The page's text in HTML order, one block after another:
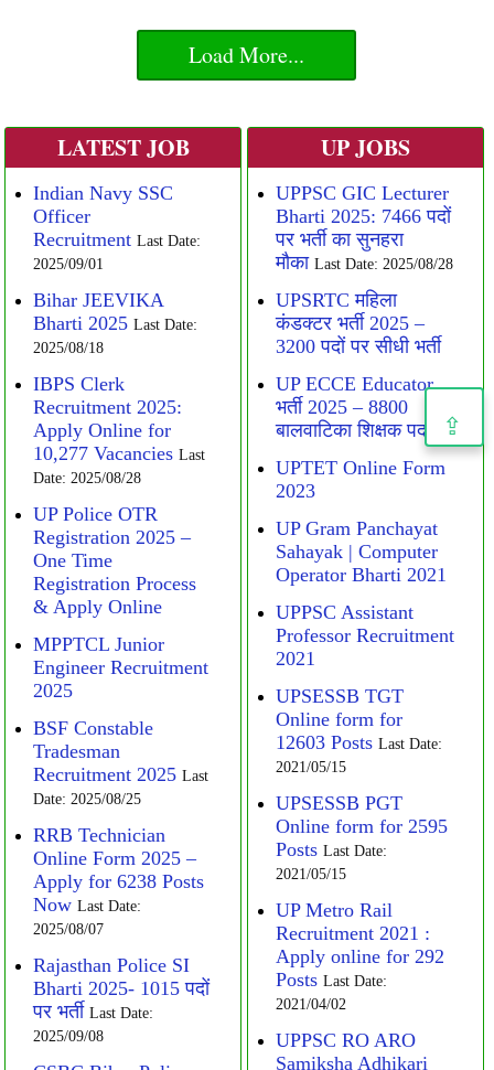
Load More...
LATEST JOB
Indian Navy SSC
Officer
Recruitment Last Date:
2025/09/01
Bihar JEEVIKA
Bharti 2025 Last Date:
2025/08/18
IBPS Clerk
Recruitment 2025:
Apply Online for
10,277 Vacancies Last
Date: 2025/08/28
UP Police OTR
Registration 2025 –
One Time
Registration Process
& Apply Online
MPPTCL Junior
Engineer Recruitment
2025
BSF Constable
Tradesman
Recruitment 2025 Last
Date: 2025/08/25
RRB Technician
Online Form 2025 –
Apply for 6238 Posts
Now Last Date:
2025/08/07
Rajasthan Police SI
Bharti 2025- 1015 पदों
पर भर्ती Last Date:
2025/09/08
UP JOBS
UPPSC GIC Lecturer
Bharti 2025: 7466 पदों
पर भर्ती का सुनहरा
मौका Last Date: 2025/08/28
UPSRTC महिला
कंडक्टर भर्ती 2025 –
3200 पदों पर सीधी भर्ती
UP ECCE Educator
भर्ती 2025 – 8800
बालवाटिका शिक्षक पद
UPTET Online Form
2023
UP Gram Panchayat
Sahayak | Computer
Operator Bharti 2021
UPPSC Assistant
Professor Recruitment
2021
UPSESSB TGT
Online form for
12603 Posts Last Date:
2021/05/15
UPSESSB PGT
Online form for 2595
Posts Last Date:
2021/05/15
UP Metro Rail
Recruitment 2021 :
Apply online for 292
Posts Last Date:
2021/04/02
UPPSC RO ARO
Samiksha Adhikari
⇪